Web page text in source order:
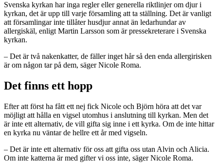
Svenska kyrkan har inga regler eller generella riktlinjer om djur i
kyrkan, det är upp till varje församling att ta ställning. Det är vanligt
att församlingar inte tillåter husdjur annat än ledarhundar av
allergiskäl, enligt Martin Larsson som är pressekreterare i Svenska
kyrkan.
– Det är två nakenkatter, de fäller inget hår så den enda allergirisken
är om någon tar på dem, säger Nicole Roma.
Det finns ett hopp
Efter att först ha fått ett nej fick Nicole och Björn höra att det var
möjligt att hålla en vigsel utomhus i anslutning till kyrkan. Men det
är inte ett alternativ, de vill gifta sig inne i ett kyrka. Om de inte hittar
en kyrka nu väntar de hellre ett år med vigseln.
– Det är inte ett alternativ för oss att gifta oss utan Alvin och Alicia.
Om inte katterna är med gifter vi oss inte, säger Nicole Roma.